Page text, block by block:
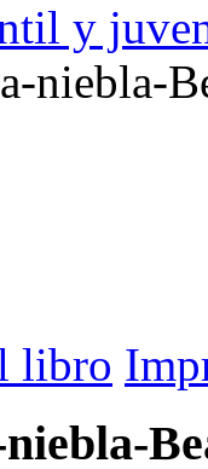
y
niebla-
libro